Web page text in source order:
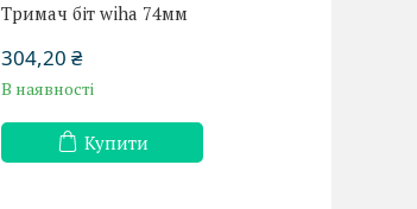
Тримач біт wiha 74мм
304,20 ₴
В наявності
Купити